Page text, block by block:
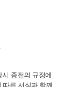
종전의 규정에
른 서식과 함께